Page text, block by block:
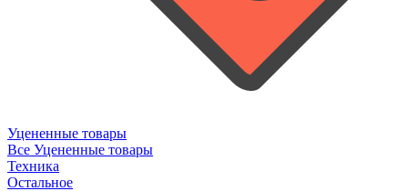
Уцененные товары
Все Уцененные товары
Техника
Остальное